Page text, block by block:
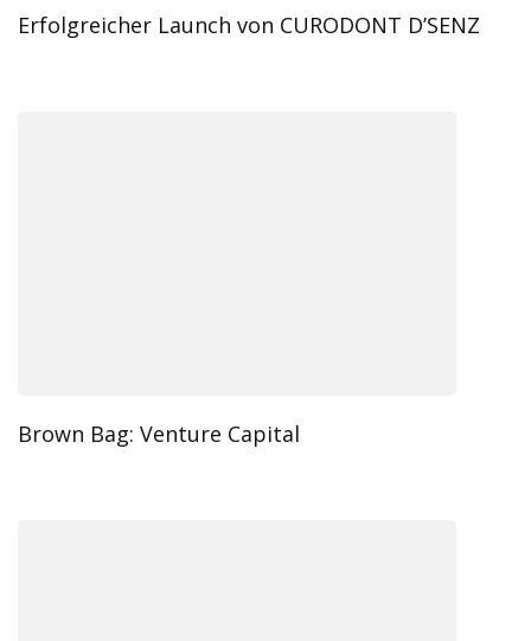
Erfolgreicher Launch von CURODONT D’SENZ
Brown Bag: Venture Capital